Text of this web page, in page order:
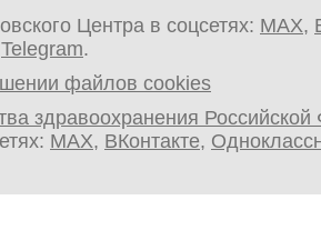
Центра в соцсетях: MAX,
Telegram.
файлов cookies
здравоохранения
MAX, ВКонтакте,